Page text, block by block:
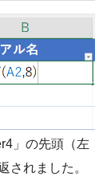
」の先頭（左
されました。